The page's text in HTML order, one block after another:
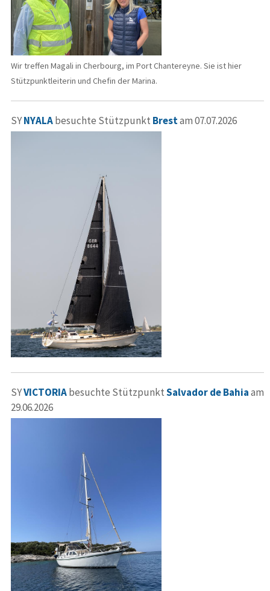
Wir treffen Magali in Cherbourg, im Port Chantereyne. Sie ist hier
Stützpunktleiterin und Chefin der Marina.
SYNYALAbesuchte Stützpunkt Brestam 07.07.2026
SYVICTORIAbesuchte StützpunktSalvador de Bahiaam
29.06.2026